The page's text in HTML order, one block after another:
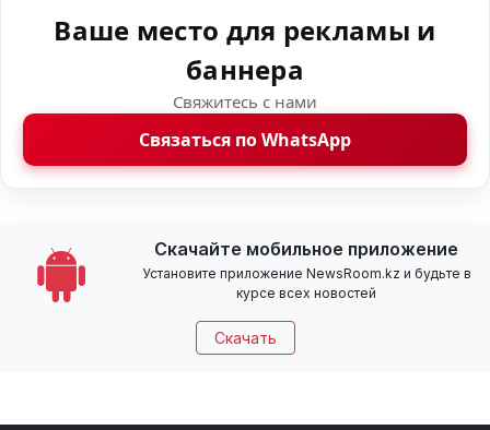
Ваше место для рекламы и
баннера
Свяжитесь с нами
Связаться по WhatsApp
Скачайте мобильное приложение
Установите приложение NewsRoom.kz и будьте в
курсе всех новостей
Скачать